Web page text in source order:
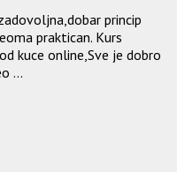
princip
praktican. Kurs
kuce online,Sve je dobro
...